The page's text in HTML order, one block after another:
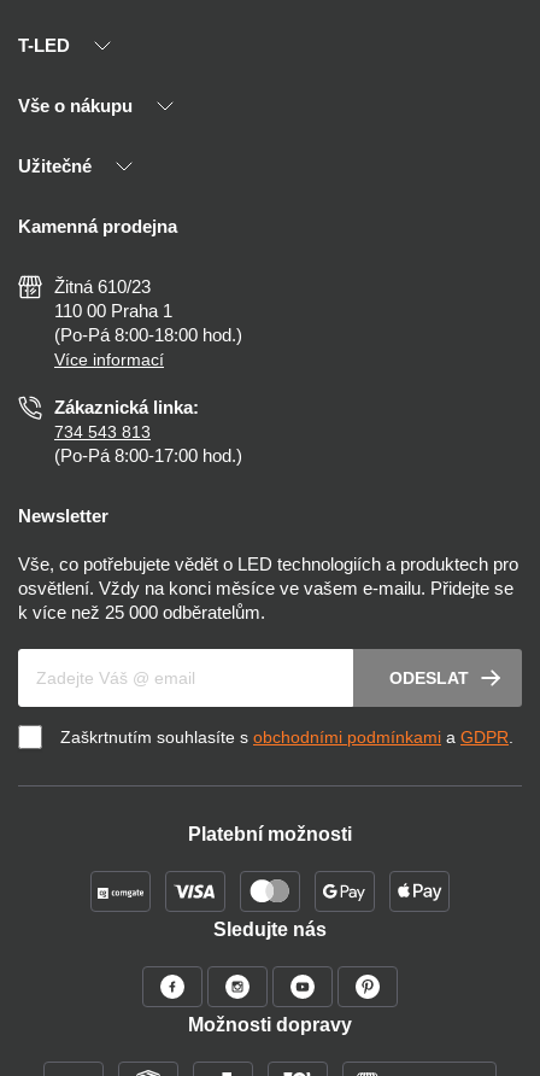
T-LED
O nás
Kontakty
Vše o nákupu
Výhody T-LED
Montáž
Nejčastější dotazy
Než koupíte
Osvětlení dle místnosti
Užitečné
Reklamace a vrácení
Zásady ochrany soukromí
Nastavení cookies
Prohlášení o přístupnosti
Kamenná prodejna
Žitná 610/23
110 00 Praha 1
(Po-Pá 8:00-18:00 hod.)
Více informací
Zákaznická linka:
734 543 813
(Po-Pá 8:00-17:00 hod.)
Newsletter
Vše, co potřebujete vědět o LED technologiích a produktech pro
osvětlení. Vždy na konci měsíce ve vašem e-mailu. Přidejte se
k více než 25 000 odběratelům.
ODESLAT
Zaškrtnutím souhlasíte s obchodními podmínkami a GDPR.
Platební možnosti
Sledujte nás
Možnosti dopravy